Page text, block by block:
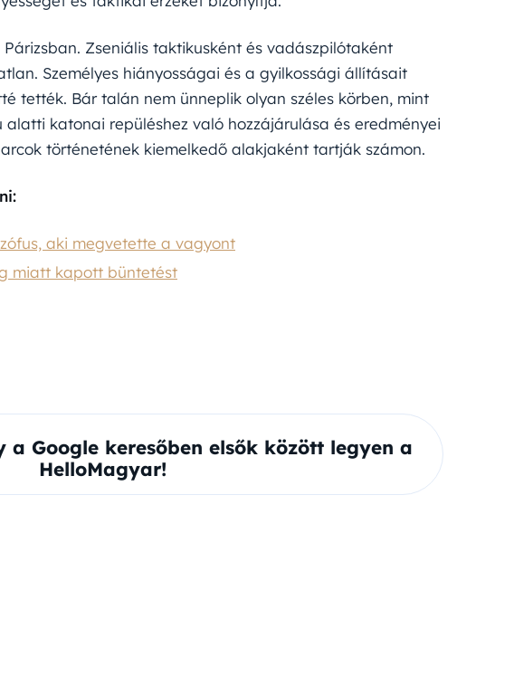
Párizsban. Zseniális taktikusként és vadászpilótaként
Személyes hiányosságai és a gyilkossági állításait
tették. Bár talán nem ünneplik olyan széles körben, mint
katonai repüléshez való hozzájárulása és eredményei
történetének kiemelkedő alakjaként tartják számon.
aki megvetette a vagyont
miatt kapott büntetést
Google keresőben elsők között legyen a
HelloMagyar!